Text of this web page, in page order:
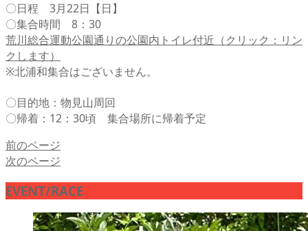
〇日程 3月22日【日】
〇集合時間 8：30
荒川総合運動公園通りの公園内トイレ付近（クリック：リン
クします）
※北浦和集合はございません。
〇目的地：物見山周回
〇帰着：12：30頃 集合場所に帰着予定
前のページ
次のページ
EVENT/RACE